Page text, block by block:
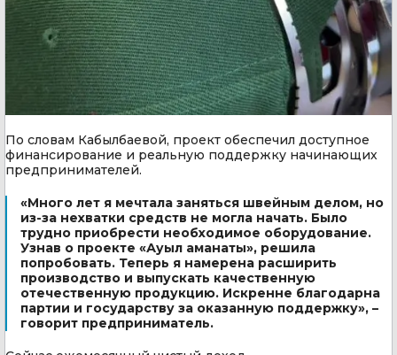
По словам Кабылбаевой, проект обеспечил доступное
финансирование и реальную поддержку начинающих
предпринимателей.
«Много лет я мечтала заняться швейным делом, но
из-за нехватки средств не могла начать. Было
трудно приобрести необходимое оборудование.
Узнав о проекте «Ауыл аманаты», решила
попробовать. Теперь я намерена расширить
производство и выпускать качественную
отечественную продукцию. Искренне благодарна
партии и государству за оказанную поддержку», –
говорит предприниматель.